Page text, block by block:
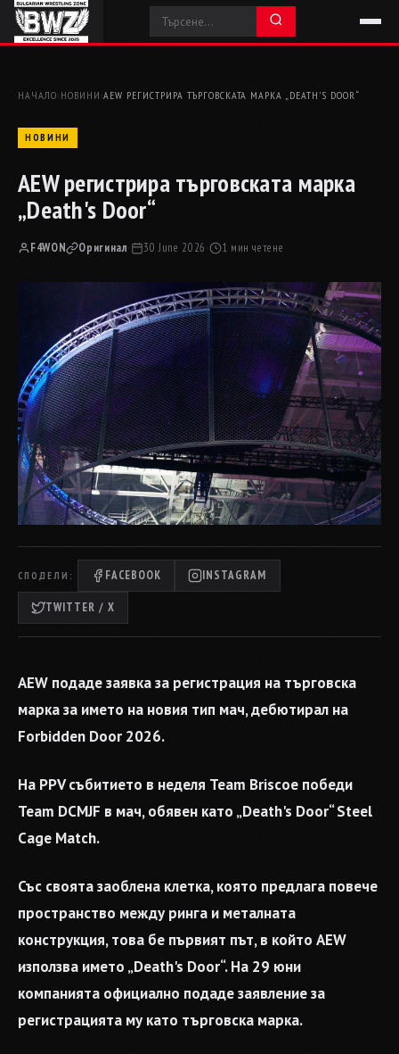
НАЧАЛО› НОВИНИ ›AEW РЕГИСТРИРА ТЪРГОВСКАТА МАРКА „DEATH'S DOOR“
НОВИНИ
AEW регистрира търговската марка
„Death's Door“
F4WON Оригинал· 30 June 2026· 1 мин четене
СПОДЕЛИ: FACEBOOK INSTAGRAM
TWITTER / X
AEW подаде заявка за регистрация на търговска
марка за името на новия тип мач, дебютирал на
Forbidden Door 2026.
На PPV събитието в неделя Team Briscoe победи
Team DCMJF в мач, обявен като „Death's Door“ Steel
Cage Match.
Със своята заоблена клетка, която предлага повече
пространство между ринга и металната
конструкция, това бе първият път, в който AEW
използва името „Death's Door“. На 29 юни
компанията официално подаде заявление за
регистрацията му като търговска марка.